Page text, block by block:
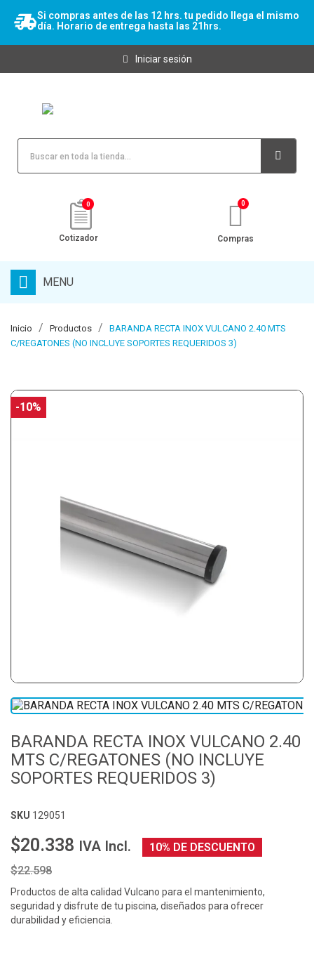
Si compras antes de las 12 hrs. tu pedido llega el mismo
día. Horario de entrega hasta las 21hrs.
Iniciar sesión
0
Cotizador Compras
MENU
Inicio Productos
BARANDA RECTA INOX VULCANO 2.40 MTS
C/REGATONES (NO INCLUYE SOPORTES REQUERIDOS 3)
-10%
BARANDA RECTA INOX VULCANO 2.40
MTS C/REGATONES (NO INCLUYE
SOPORTES REQUERIDOS 3)
SKU 129051
$20.338 IVA Incl.
10% DE DESCUENTO
$22.598
Productos de alta calidad Vulcano para el mantenimiento,
seguridad y disfrute de tu piscina, diseñados para ofrecer
durabilidad y eficiencia.